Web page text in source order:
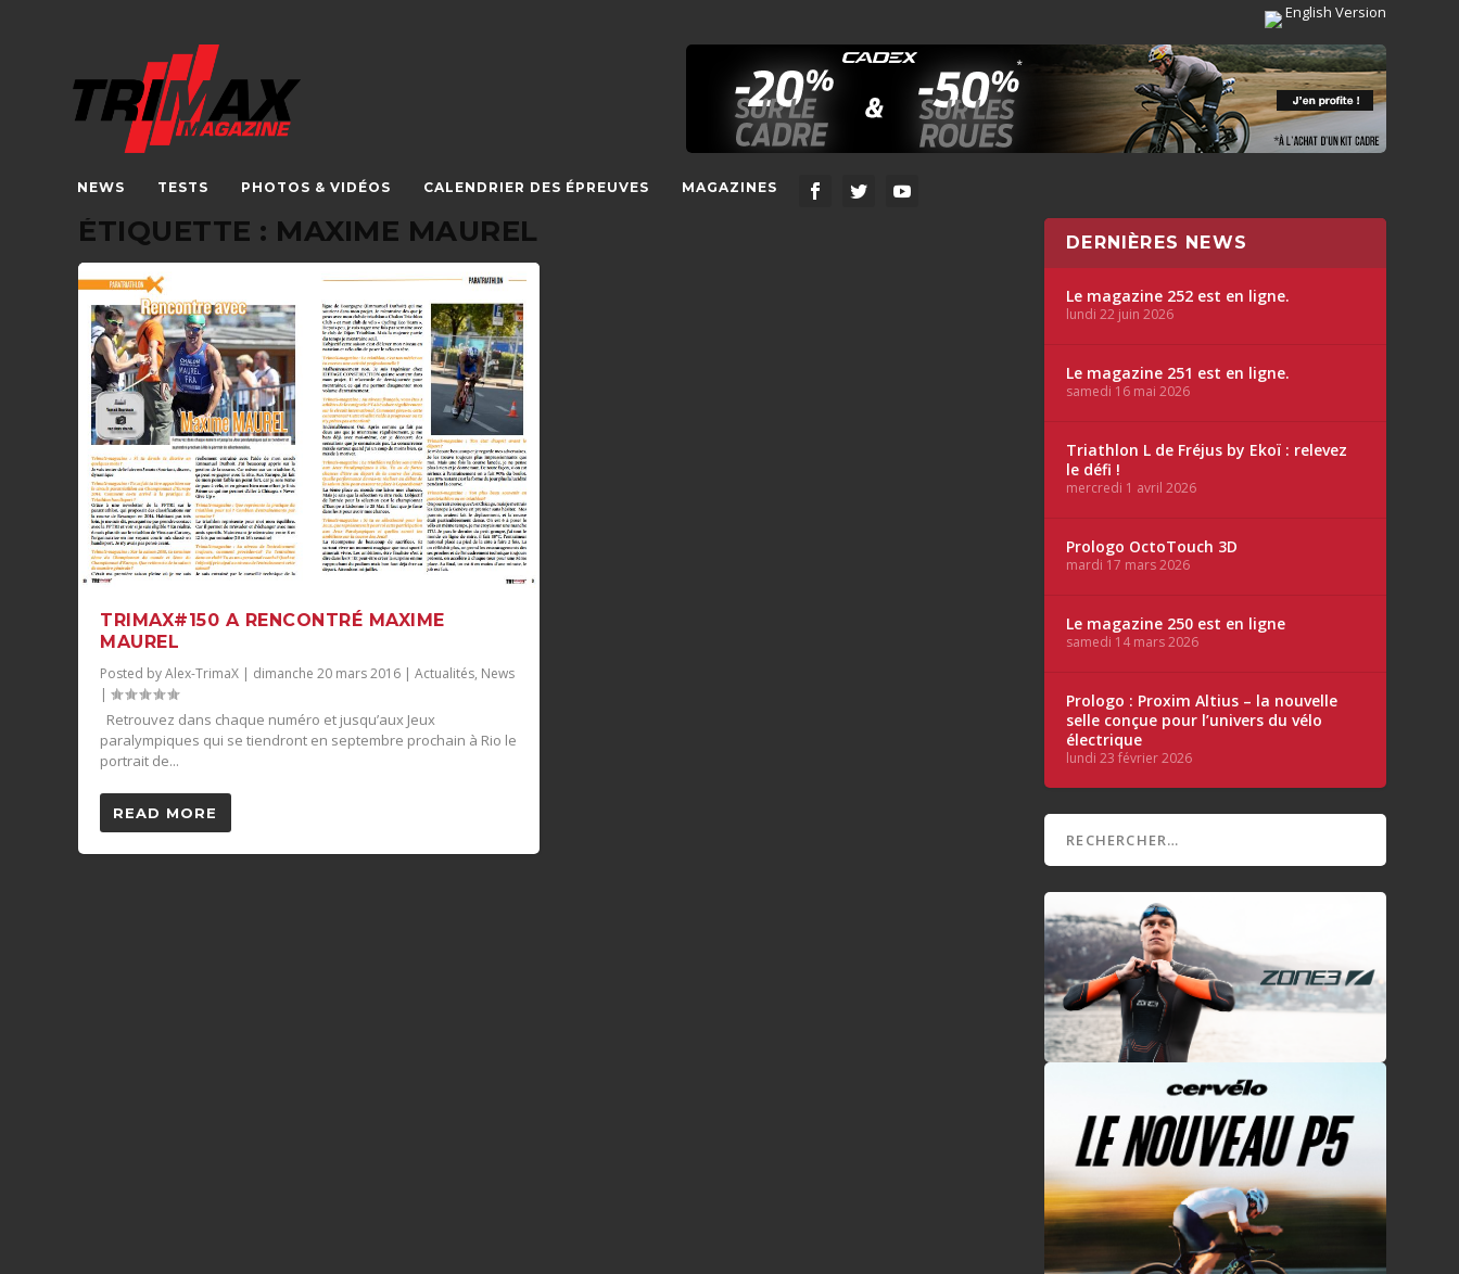
English Version
NEWS TESTS PHOTOS & VIDÉOS CALENDRIER DES ÉPREUVES MAGAZINES
ÉTIQUETTE : MAXIME MAUREL
TRIMAX#150 A RENCONTRÉ MAXIME
MAUREL
Posted byAlex-TrimaX | dimanche 20 mars 2016 |Actualités, News
|
Retrouvez dans chaque numéro et jusqu’aux Jeux
paralympiques qui se tiendront en septembre prochain à Rio le
portrait de...
READ MORE
DERNIÈRES NEWS
Le magazine 252 est en ligne.
lundi 22 juin 2026
Le magazine 251 est en ligne.
samedi 16 mai 2026
Triathlon L de Fréjus by Ekoï : relevez
le défi !
mercredi 1 avril 2026
Prologo OctoTouch 3D
mardi 17 mars 2026
Le magazine 250 est en ligne
samedi 14 mars 2026
Prologo : Proxim Altius – la nouvelle
selle conçue pour l’univers du vélo
électrique
lundi 23 février 2026